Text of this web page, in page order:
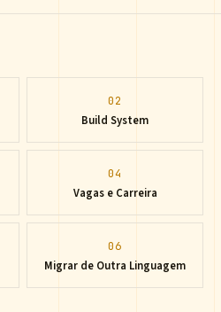
02
Build System
04
Vagas e Carreira
06
Migrar de Outra Linguagem